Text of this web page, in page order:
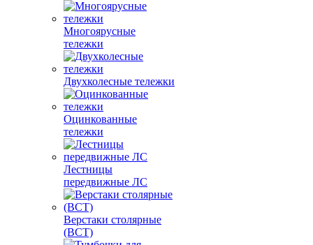
Многоярусные
тележки
Двухколесные тележки
Оцинкованные
тележки
Лестницы
передвижные ЛС
Верстаки столярные
(ВСТ)